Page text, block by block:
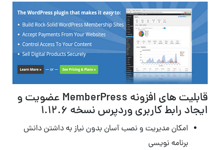
قابلیت های افزونه MemberPress عضویت و
ایجاد رابط کاربری وردپرس نسخه 1.12.6
امکان مدیریت و نصب آسان بدون نیاز به داشتن دانش
برنامه نویسی